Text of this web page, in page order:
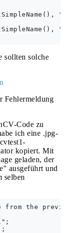
"
"
sollten solche
Fehlermeldung
Code zu
ich eine .jpg-
kopiert. Mit
geladen, der
ausgeführt und
selben
from the